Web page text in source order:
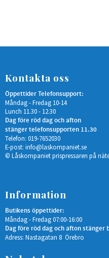
Kontakta oss
Öppettider Telefonsupport:
Måndag - Fredag 10-14
Lunch 11.30 - 12.30
Dag före röd dag och afton
stänger telefonsupporten 11.30
Telefon: 019-7652030
E-post: info@laskompaniet.se
© Låskompaniet prispressaren på
Information
Butikens öppettider:
Måndag - Fredag 07:00-16:00
Dag före röd dag och afton stänger
Adress: Nastagatan 8 Örebro